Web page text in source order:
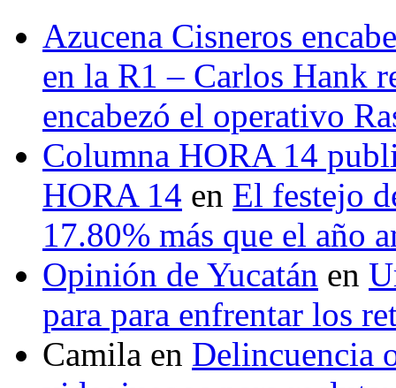
Azucena Cisneros
en la R1 – Carlos Hank
encabezó el operativo
Columna HORA 14
HORA 14 en El festejo
17.80% más que el año
Opinión de Yucatán en
para para enfrentar los
Camila en Delincuencia